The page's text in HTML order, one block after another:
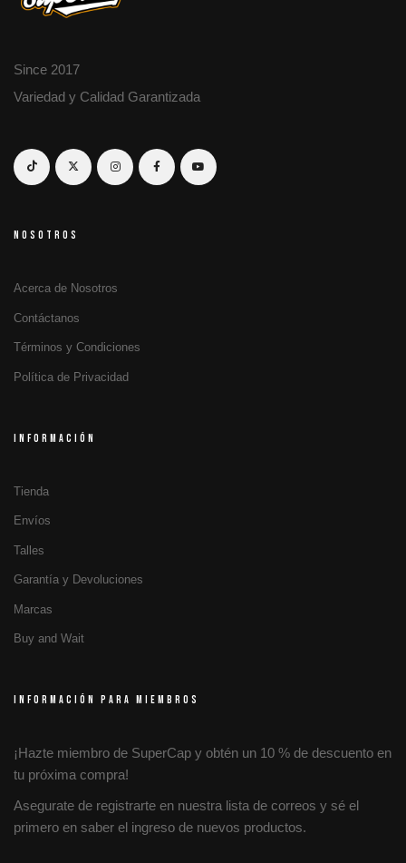
Since 2017
Variedad y Calidad Garantizada
NOSOTROS
Acerca de Nosotros
Contáctanos
Términos y Condiciones
Política de Privacidad
INFORMACIÓN
Tienda
Envíos
Talles
Garantía y Devoluciones
Marcas
Buy and Wait
INFORMACIÓN PARA MIEMBROS
¡Hazte miembro de SuperCap y obtén un 10 % de descuento en
tu próxima compra!
Asegurate de registrarte en nuestra lista de correos y sé el
primero en saber el ingreso de nuevos productos.